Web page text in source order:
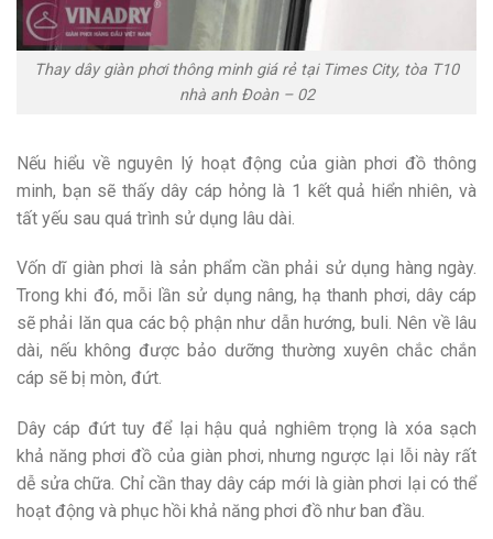
Thay dây giàn phơi thông minh giá rẻ tại Times City, tòa T10
nhà anh Đoàn – 02
Nếu hiểu về nguyên lý hoạt động của giàn phơi đồ thông
minh, bạn sẽ thấy dây cáp hỏng là 1 kết quả hiển nhiên, và
tất yếu sau quá trình sử dụng lâu dài.
Vốn dĩ giàn phơi là sản phẩm cần phải sử dụng hàng ngày.
Trong khi đó, mỗi lần sử dụng nâng, hạ thanh phơi, dây cáp
sẽ phải lăn qua các bộ phận như dẫn hướng, buli. Nên về lâu
dài, nếu không được bảo dưỡng thường xuyên chắc chắn
cáp sẽ bị mòn, đứt.
Dây cáp đứt tuy để lại hậu quả nghiêm trọng là xóa sạch
khả năng phơi đồ của giàn phơi, nhưng ngược lại lỗi này rất
dễ sửa chữa. Chỉ cần thay dây cáp mới là giàn phơi lại có thể
hoạt động và phục hồi khả năng phơi đồ như ban đầu.